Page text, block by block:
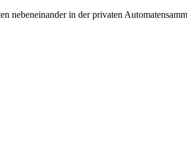
nebeneinander in der privaten